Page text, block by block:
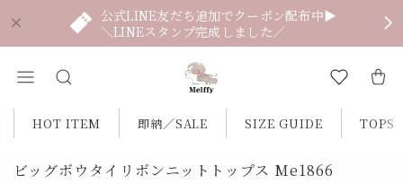
公式LINE友だち追加でクーポン配布中▶
＼LINEスタンプ完成しました／
HOT ITEM 即納／SALE SIZE GUIDE TOPS
ビッグボウタイリボンニットトップス Me1866